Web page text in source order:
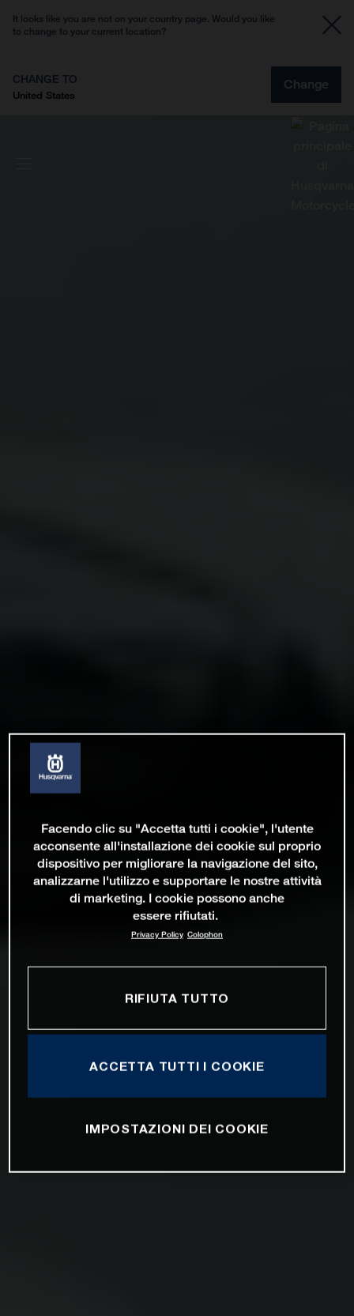
It looks like you are not on your country page. Would you like
to change to your current location?
CHANGE TO
United States
Change
Facendo clic su "Accetta tutti i cookie", l'utente
acconsente all'installazione dei cookie sul proprio
dispositivo per migliorare la navigazione del sito,
analizzarne l'utilizzo e supportare le nostre attività
di marketing. I cookie possono anche
essere rifiutati.
Privacy Policy Colophon
RIFIUTA TUTTO
ACCETTA TUTTI I COOKIE
IMPOSTAZIONI DEI COOKIE